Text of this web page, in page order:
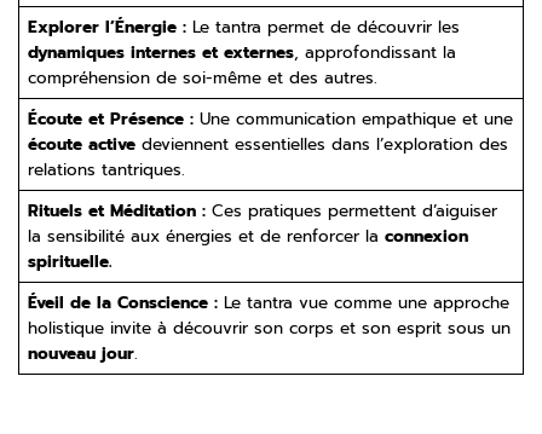
Explorer l’Énergie :Le tantra permet de découvrir les
dynamiques internes et externes, approfondissant la
compréhension de soi-même et des autres.
Écoute et Présence :Une communication empathique et une
écoute activedeviennent essentielles dans l’exploration des
relations tantriques.
Rituels et Méditation :Ces pratiques permettent d’aiguiser
la sensibilité aux énergies et de renforcer la connexion
spirituelle.
Éveil de la Conscience :Le tantra vue comme une approche
holistique invite à découvrir son corps et son esprit sous un
nouveau jour.